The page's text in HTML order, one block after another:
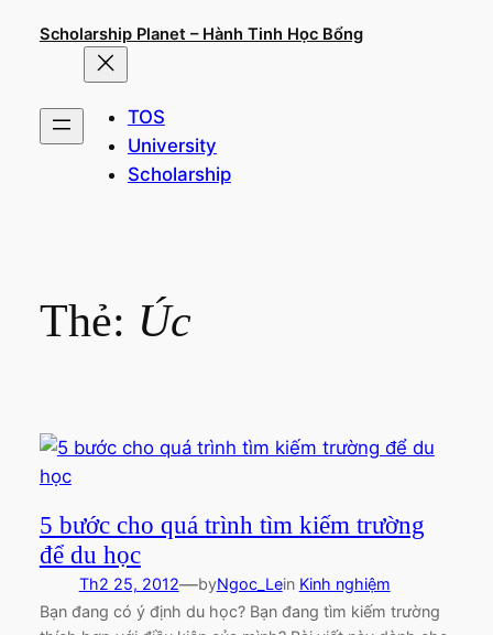
Scholarship Planet – Hành Tinh Học Bổng
TOS
University
Scholarship
Thẻ: Úc
5 bước cho quá trình tìm kiếm trường
để du học
Th2 25, 2012—byNgoc_Lein Kinh nghiệm
Bạn đang có ý định du học? Bạn đang tìm kiếm trường